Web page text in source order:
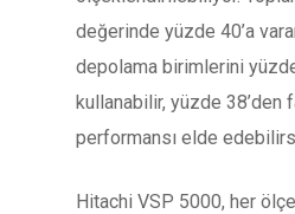
değerinde yüzde 40’a
depolama birimlerini
kullanabilir, yüzde
performansı elde
Hitachi VSP 5000, her